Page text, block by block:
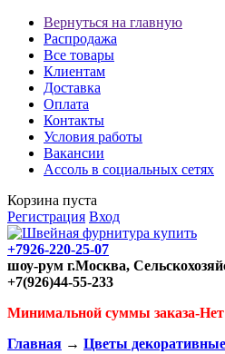
Вернуться на главную
Распродажа
Все товары
Клиентам
Доставка
Оплата
Контакты
Условия работы
Вакансии
Ассоль в социальных сетях
Корзина пуста
Регистрация Вход
+7926-220-25-07
шоу-рум г.Москва,
+7(926)44-55-233
Минимальной суммы заказа-
Главная → Цветы декоративные